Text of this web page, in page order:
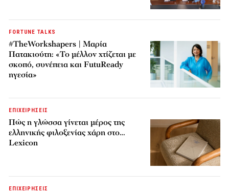
FORTUNE TALKS
#TheWorkshapers | Μαρία
Πατακιούτη: «Το μέλλον χτίζεται με
σκοπό, συνέπεια και FutuReady
ηγεσία»
ΕΠΙΧΕΙΡΗΣΕΙΣ
Πώς η γλώσσα γίνεται μέρος της
ελληνικής φιλοξενίας χάρη στο…
Lexicon
ΕΠΙΧΕΙΡΗΣΕΙΣ